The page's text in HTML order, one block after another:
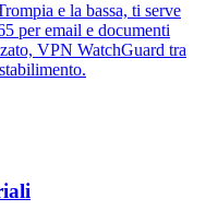
e la bassa, ti serve
per email e documenti
VPN WatchGuard tra